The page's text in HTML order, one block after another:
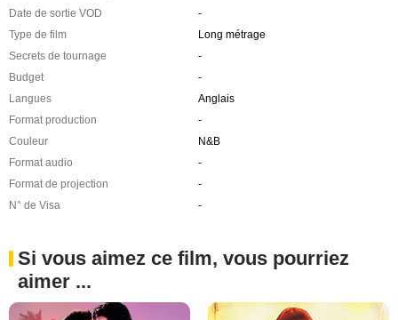
Date de sortie VOD
-
Type de film
Long métrage
Secrets de tournage
-
Budget
-
Langues
Anglais
Format production
-
Couleur
N&B
Format audio
-
Format de projection
-
N° de Visa
-
Si vous aimez ce film, vous pourriez
aimer ...